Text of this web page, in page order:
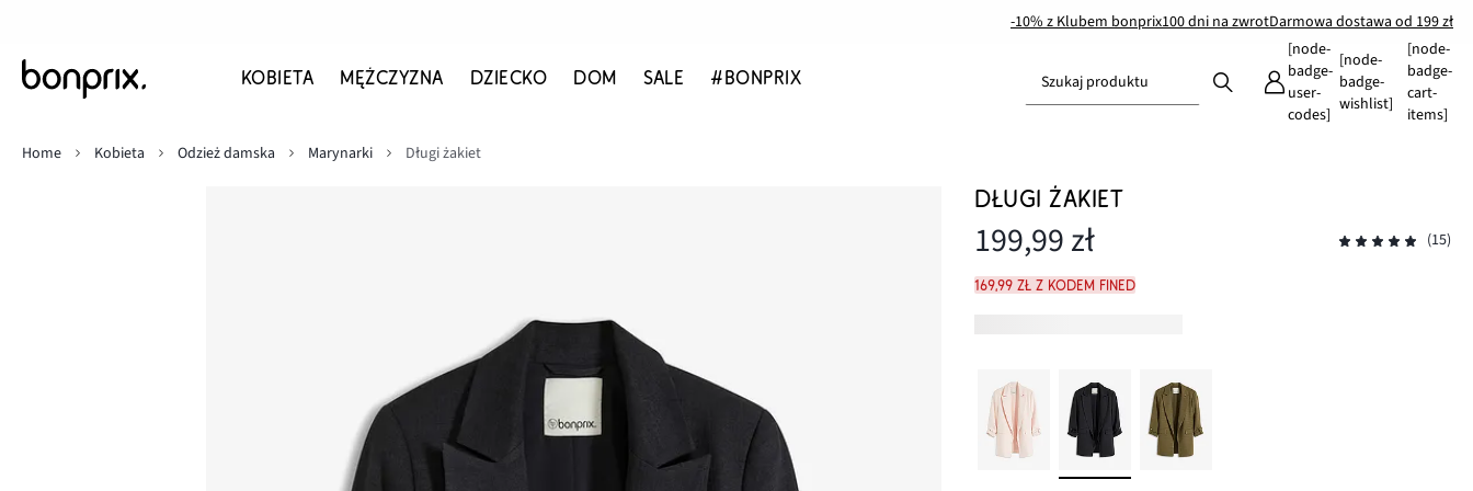
-10% z Klubem bonprix100 dni na zwrotDarmowa dostawa od 199 zł
KOBIETA MĘŻCZYZNA DZIECKO DOM SALE #BONPRIX Szukaj produktu
[node-
badge-
user-
codes]
[node-
badge-
wishlist]
[node-
badge-
cart-
items]
Home
Kobieta Odzież damska Marynarki Długi żakiet
DŁUGI ŻAKIET
199,99 zł (15)
169,99 zł z kodem FINED